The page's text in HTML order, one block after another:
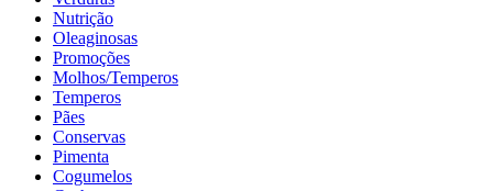
Nutrição
Oleaginosas
Promoções
Molhos/Temperos
Temperos
Pães
Conservas
Pimenta
Cogumelos